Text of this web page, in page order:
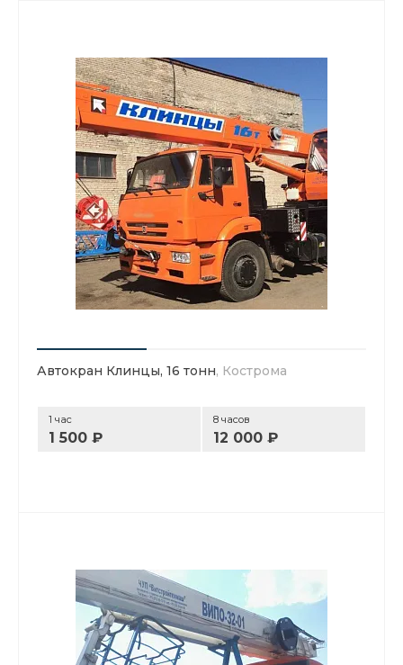
Автокран Клинцы, 16 тонн, Кострома
1 час
1 500 ₽
8 часов
12 000 ₽